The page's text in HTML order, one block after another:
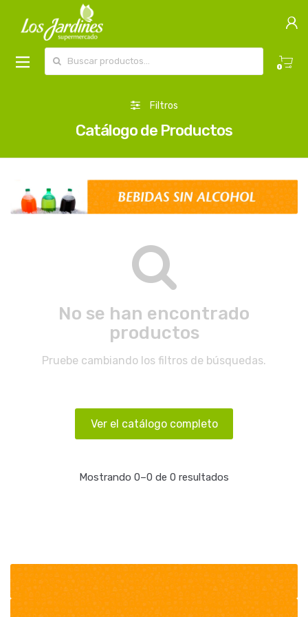
0
Filtros
Catálogo de Productos
No se han encontrado
productos
Pruebe cambiando los filtros de búsquedas.
Ver el catálogo completo
Mostrando 0–0 de 0 resultados